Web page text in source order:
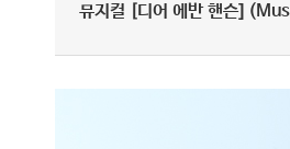
뮤지컬 [디어 에반 핸슨]